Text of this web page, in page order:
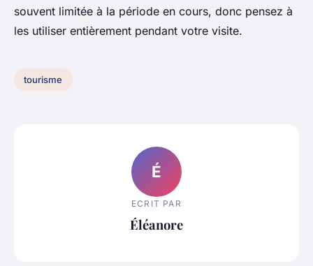
souvent limitée à la période en cours, donc pensez à
les utiliser entièrement pendant votre visite.
tourisme
É
ECRIT PAR
Éléanore